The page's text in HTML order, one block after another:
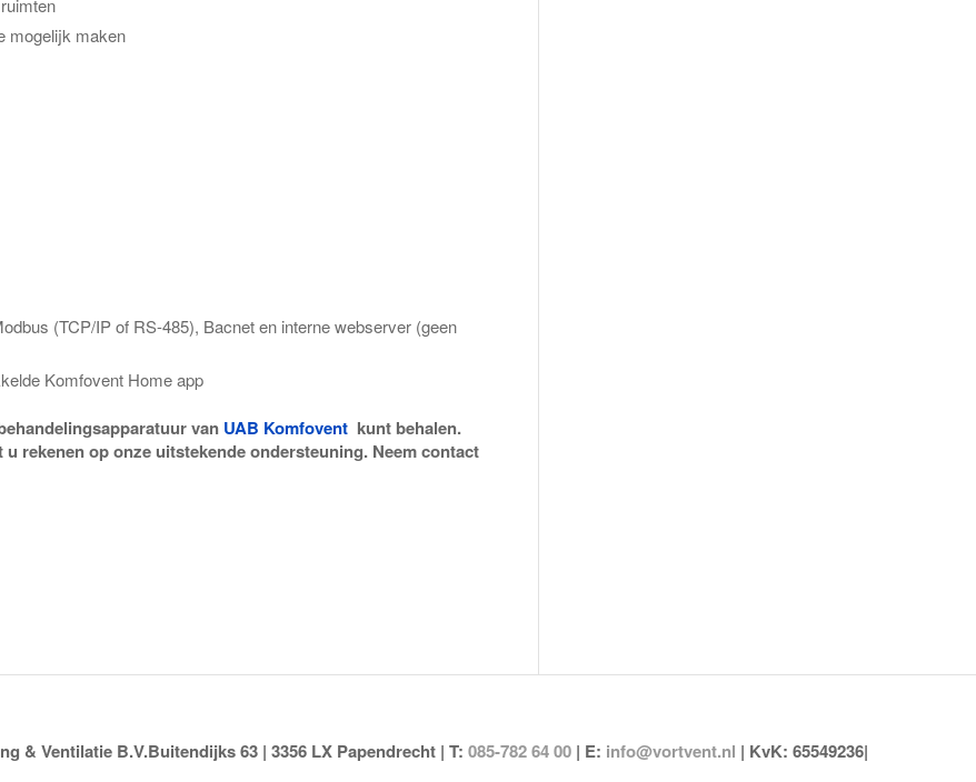
mogelijk maken
(TCP/IP of RS-485), Bacnet en interne webserver (geen
Komfovent Home app
van UAB Komfovent kunt behalen.
rekenen op onze uitstekende ondersteuning. Neem contact
& Ventilatie B.V.Buitendijks 63 | 3356 LX Papendrecht | T: 085-782 64 00 | E: info@vortvent.nl | KvK: 65549236|